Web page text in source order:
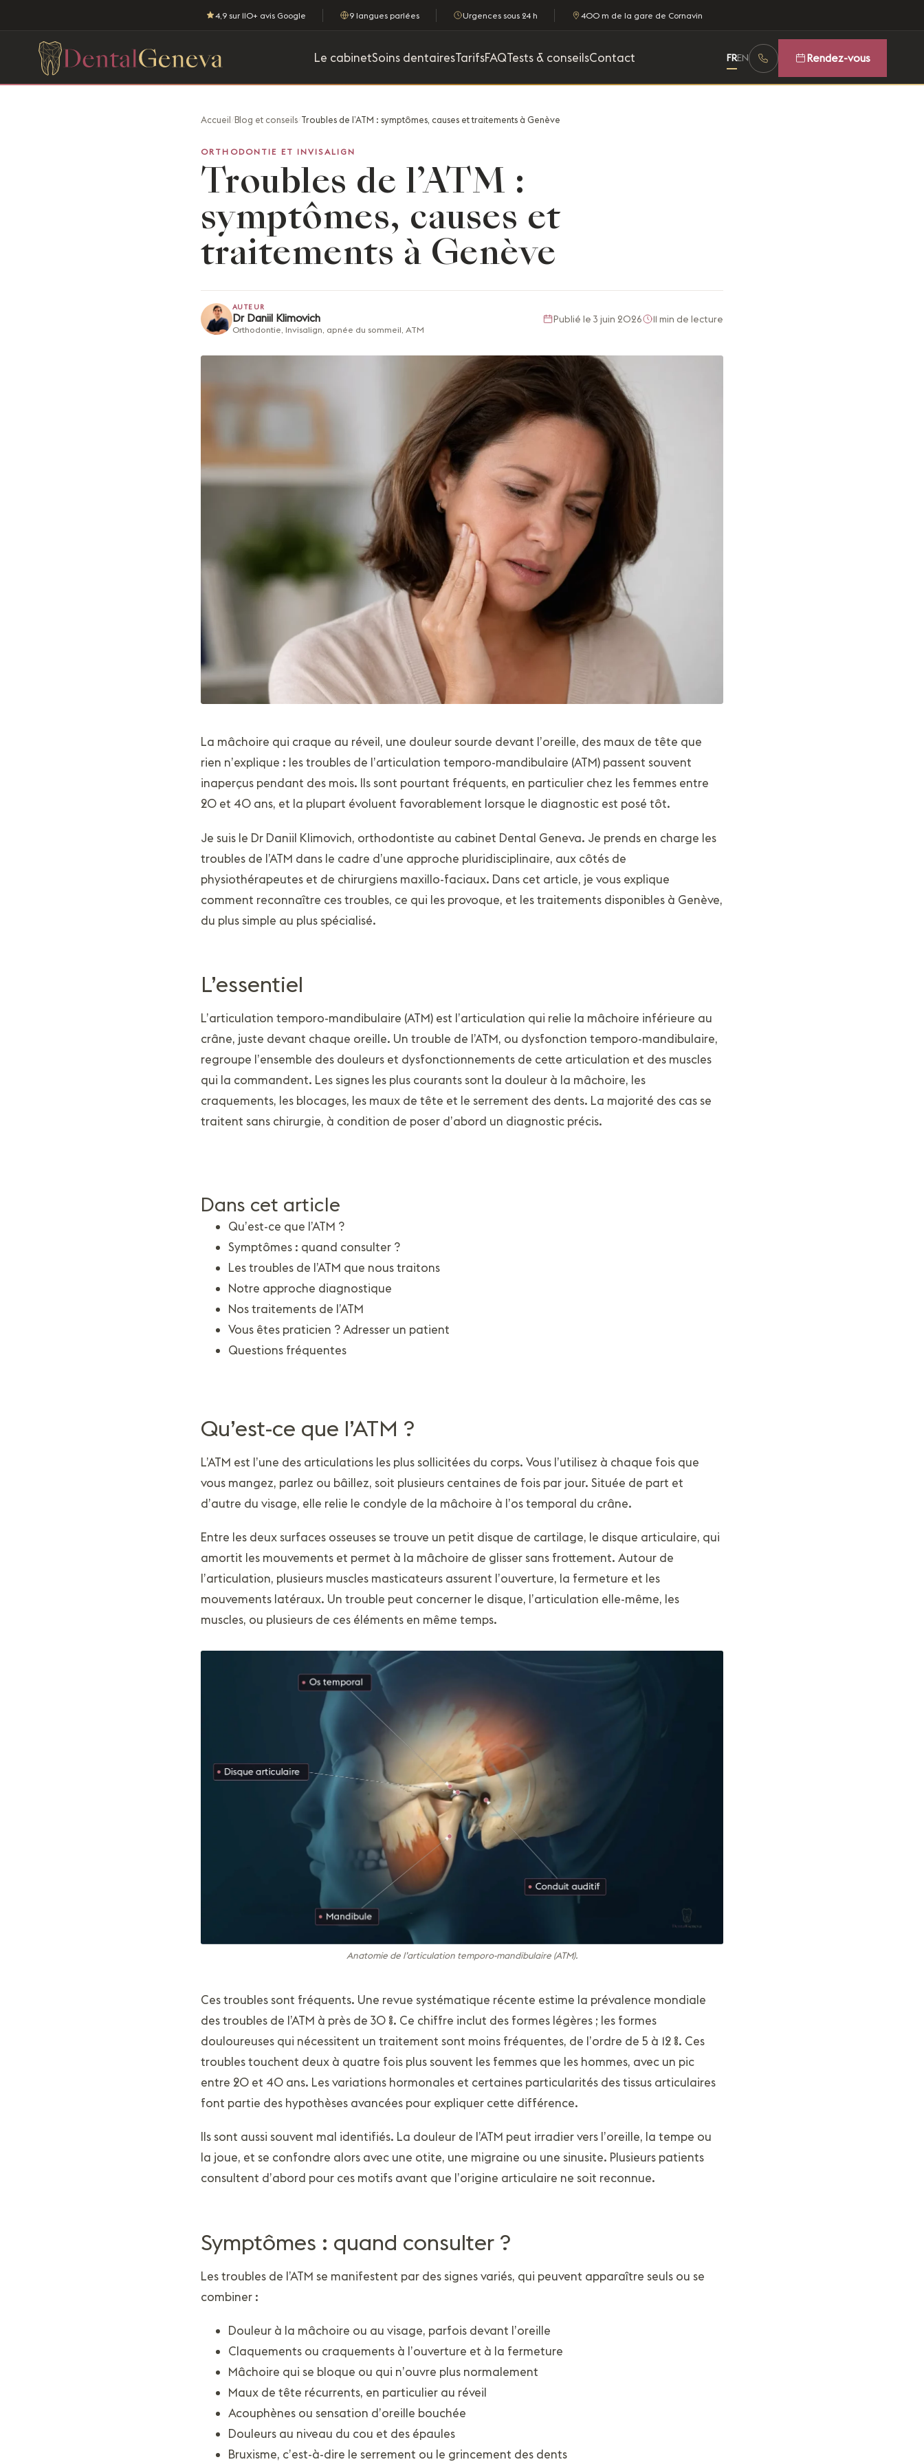
4,9 sur 110+ avis Google 9 langues parlées Urgences sous 24 h 400 m de la gare de Cornavin
Le cabinetSoins dentairesTarifsFAQTests & conseilsContact FREN Rendez-vous
Accueil/Blog et conseils/Troubles de l’ATM : symptômes, causes et traitements à Genève
ORTHODONTIE ET INVISALIGN
Troubles de l’ATM :
symptômes, causes et
traitements à Genève
AUTEUR
Dr Daniil Klimovich
Orthodontie, Invisalign, apnée du sommeil, ATM
Publié le 3 juin 2026 11 min de lecture
La mâchoire qui craque au réveil, une douleur sourde devant l’oreille, des maux de tête que
rien n’explique : les troubles de l’articulation temporo-mandibulaire (ATM) passent souvent
inaperçus pendant des mois. Ils sont pourtant fréquents, en particulier chez les femmes entre
20 et 40 ans, et la plupart évoluent favorablement lorsque le diagnostic est posé tôt.
Je suis le Dr Daniil Klimovich, orthodontiste au cabinet Dental Geneva. Je prends en charge les
troubles de l’ATM dans le cadre d’une approche pluridisciplinaire, aux côtés de
physiothérapeutes et de chirurgiens maxillo-faciaux. Dans cet article, je vous explique
comment reconnaître ces troubles, ce qui les provoque, et les traitements disponibles à Genève,
du plus simple au plus spécialisé.
L’essentiel
L’articulation temporo-mandibulaire (ATM) est l’articulation qui relie la mâchoire inférieure au
crâne, juste devant chaque oreille. Un trouble de l’ATM, ou dysfonction temporo-mandibulaire,
regroupe l’ensemble des douleurs et dysfonctionnements de cette articulation et des muscles
qui la commandent. Les signes les plus courants sont la douleur à la mâchoire, les
craquements, les blocages, les maux de tête et le serrement des dents. La majorité des cas se
traitent sans chirurgie, à condition de poser d’abord un diagnostic précis.
Dans cet article
Qu’est-ce que l’ATM ?
Symptômes : quand consulter ?
Les troubles de l’ATM que nous traitons
Notre approche diagnostique
Nos traitements de l’ATM
Vous êtes praticien ? Adresser un patient
Questions fréquentes
Qu’est-ce que l’ATM ?
L’ATM est l’une des articulations les plus sollicitées du corps. Vous l’utilisez à chaque fois que
vous mangez, parlez ou bâillez, soit plusieurs centaines de fois par jour. Située de part et
d’autre du visage, elle relie le condyle de la mâchoire à l’os temporal du crâne.
Entre les deux surfaces osseuses se trouve un petit disque de cartilage, le disque articulaire, qui
amortit les mouvements et permet à la mâchoire de glisser sans frottement. Autour de
l’articulation, plusieurs muscles masticateurs assurent l’ouverture, la fermeture et les
mouvements latéraux. Un trouble peut concerner le disque, l’articulation elle-même, les
muscles, ou plusieurs de ces éléments en même temps.
Anatomie de l’articulation temporo-mandibulaire (ATM).
Ces troubles sont fréquents. Une revue systématique récente estime la prévalence mondiale
des troubles de l’ATM à près de 30 %. Ce chiffre inclut des formes légères ; les formes
douloureuses qui nécessitent un traitement sont moins fréquentes, de l’ordre de 5 à 12 %. Ces
troubles touchent deux à quatre fois plus souvent les femmes que les hommes, avec un pic
entre 20 et 40 ans. Les variations hormonales et certaines particularités des tissus articulaires
font partie des hypothèses avancées pour expliquer cette différence.
Ils sont aussi souvent mal identifiés. La douleur de l’ATM peut irradier vers l’oreille, la tempe ou
la joue, et se confondre alors avec une otite, une migraine ou une sinusite. Plusieurs patients
consultent d’abord pour ces motifs avant que l’origine articulaire ne soit reconnue.
Symptômes : quand consulter ?
Les troubles de l’ATM se manifestent par des signes variés, qui peuvent apparaître seuls ou se
combiner :
Douleur à la mâchoire ou au visage, parfois devant l’oreille
Claquements ou craquements à l’ouverture et à la fermeture
Mâchoire qui se bloque ou qui n’ouvre plus normalement
Maux de tête récurrents, en particulier au réveil
Acouphènes ou sensation d’oreille bouchée
Douleurs au niveau du cou et des épaules
Bruxisme, c’est-à-dire le serrement ou le grincement des dents